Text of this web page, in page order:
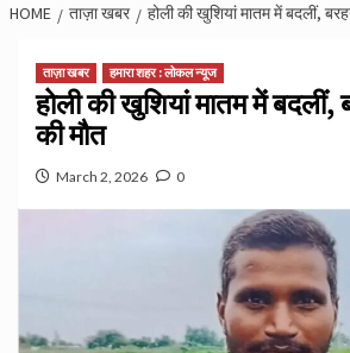
HOME ताज़ा खबर होली की खुशियां मातम में बदलीं,
ताज़ा खबर हमारा शहर : लोकल न्यूज
होली की खुशियां मातम में बदलीं,
की मौत
March 2, 2026 0